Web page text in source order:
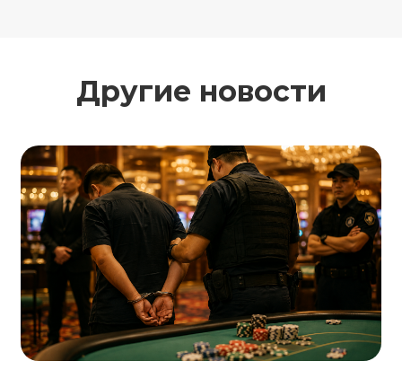
Другие новости